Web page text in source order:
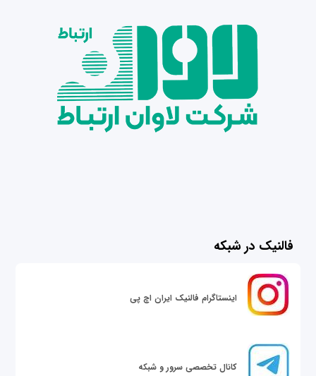
فالنیک در شبکه
اینستاگرام فالنیک ایران اچ پی
کانال تخصصی سرور و شبکه